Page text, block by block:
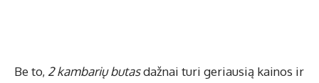
Be to, 2 kambarių butasdažnai turi geriausią kainos ir